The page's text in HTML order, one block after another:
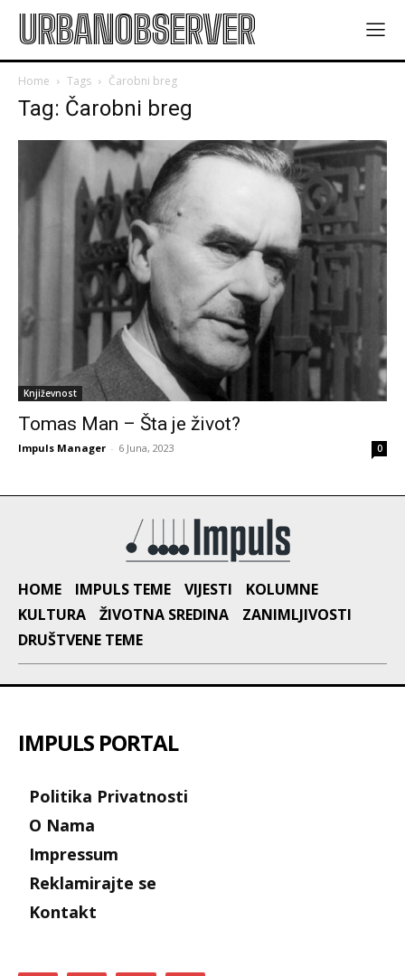
URBANOBSERVER
Home Tags Čarobni breg
Tag: Čarobni breg
Književnost
Tomas Man – Šta je život?
Impuls Manager - 6 Juna, 2023 0
HOME IMPULS TEME VIJESTI
KOLUMNE
KULTURA
ŽIVOTNA SREDINA
ZANIMLJIVOSTI
DRUŠTVENE TEME
IMPULS PORTAL
Politika Privatnosti
O Nama
Impressum
Reklamirajte se
Kontakt